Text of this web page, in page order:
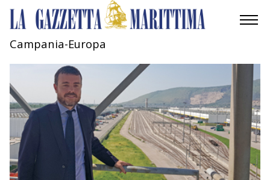
AMBIENTE
MOBILITÀ
INDUSTRIA
RICERCA
ECONOMIA
Campania-Europa